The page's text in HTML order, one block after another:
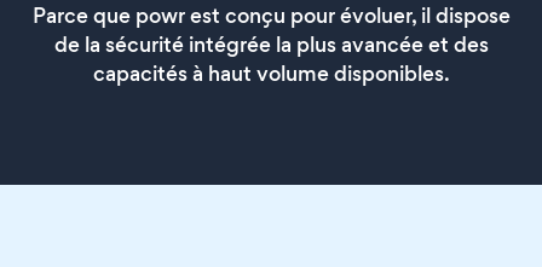
Parce que powr est conçu pour évoluer, il dispose
de la sécurité intégrée la plus avancée et des
capacités à haut volume disponibles.